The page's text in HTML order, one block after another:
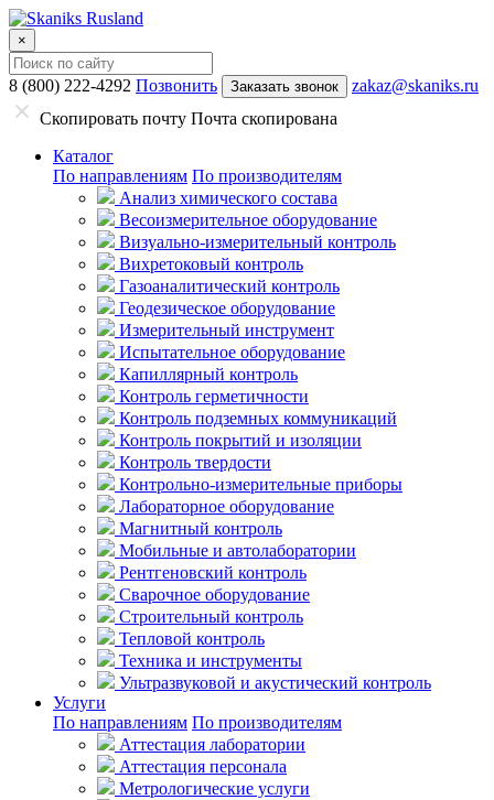
×
8 (800) 222-4292 Позвонить Заказать звонок
zakaz@skaniks.ru
Скопировать почту Почта скопирована
Каталог
По направлениям По производителям
Анализ химического состава
Весоизмерительное оборудование
Визуально-измерительный контроль
Вихретоковый контроль
Газоаналитический контроль
Геодезическое оборудование
Измерительный инструмент
Испытательное оборудование
Капиллярный контроль
Контроль герметичности
Контроль подземных коммуникаций
Контроль покрытий и изоляции
Контроль твердости
Контрольно-измерительные приборы
Лабораторное оборудование
Магнитный контроль
Мобильные и автолаборатории
Рентгеновский контроль
Сварочное оборудование
Строительный контроль
Тепловой контроль
Техника и инструменты
Ультразвуковой и акустический контроль
Услуги
По направлениям По производителям
Аттестация лаборатории
Аттестация персонала
Метрологические услуги